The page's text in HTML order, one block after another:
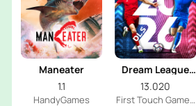
Maneater
1.1
HandyGames
Dream League
Soccer 2026
13.020
First Touch Games